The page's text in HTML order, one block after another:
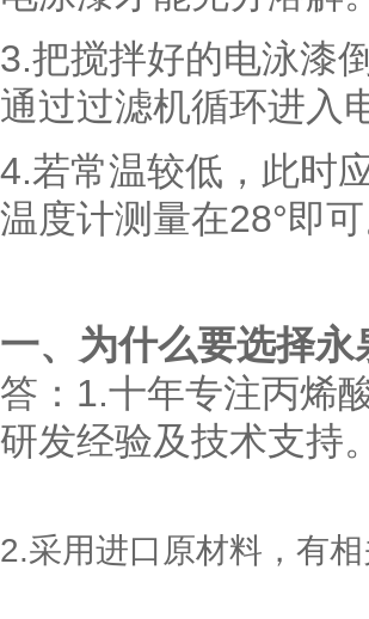
3.把搅拌好的电泳漆
通过过滤机循环进入
4.若常温较低，此时
温度计测量在28°即可
一、为什么要选择永
答： 1.十年专注丙烯
研发经验及技术支持。
2.采用进口原材料，有